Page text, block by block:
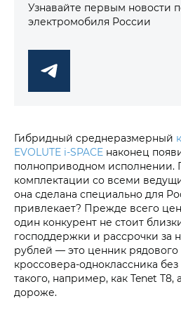
Узнавайте первым новости
электромобиля России
Гибридный среднеразмерный
EVOLUTE i‑SPACE наконец
полноприводном исполнении.
комплектации со всеми
она сделана специально для
привлекает? Прежде всего
один конкурент не стоит
господдержки и рассрочки за
рублей — это ценник рядового
кроссовера-одноклассника
такого, например, как Tenet T8,
дороже.